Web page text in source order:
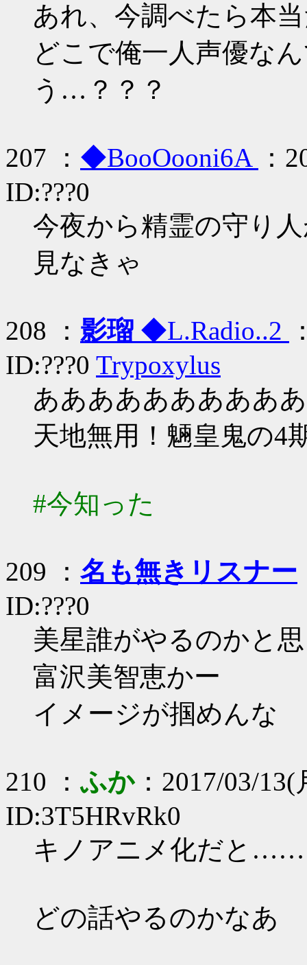
あれ、今調べたら本
どこで俺一人声優な
う…？？？
207 ： ◆BooOooni6A
：
ID:???0
今夜から精霊の守り
見なきゃ
208 ： 影瑠 ◆L.Radio..2
ID:???0 Trypoxylus
ああああああああああ
天地無用！魎皇鬼の4
#今知った
209 ： 名も無きリスナー
ID:???0
美星誰がやるのかと
富沢美智恵かー
イメージが掴めんな
210 ：ふか：2017/03/13(
ID:3T5HRvRk0
キノアニメ化だと……
どの話やるのかなあ